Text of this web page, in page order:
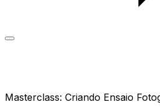
Masterclass: Criando Ensaio